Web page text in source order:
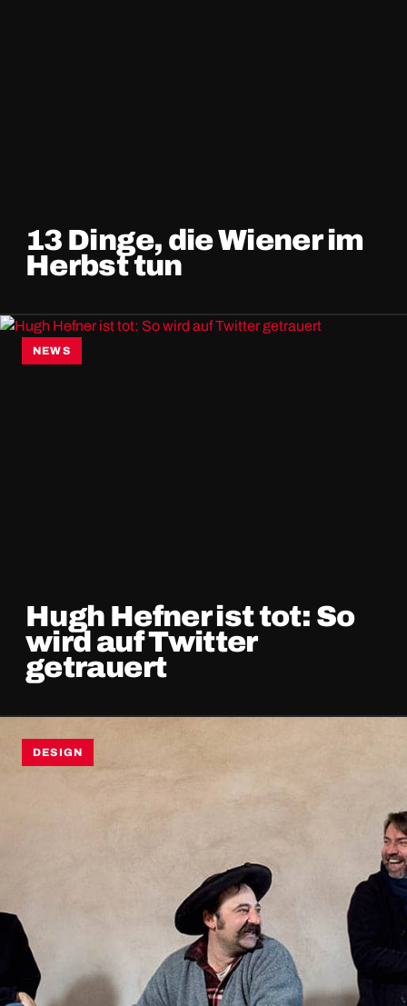
13 Dinge, die Wiener im
Herbst tun
NEWS
Hugh Hefner ist tot: So
wird auf Twitter
getrauert
DESIGN